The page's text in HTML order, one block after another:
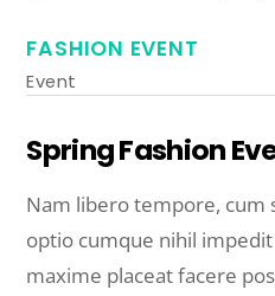
FASHION EVENT
Event
Spring Fashion
Nam libero tempore, cum
optio cumque nihil
maxime placeat facere